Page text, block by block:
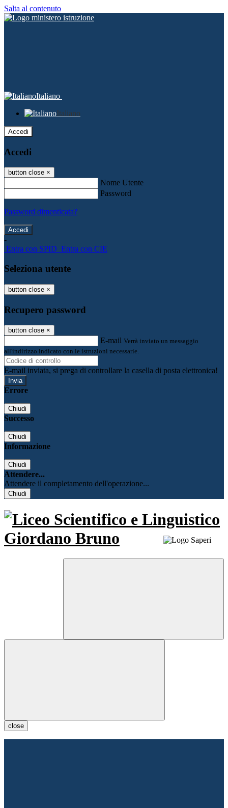
Salta al contenuto
Italiano
Italiano
Accedi
Accedi
button close ×
Nome Utente
Password
Password dimenticata?
-
Entra con SPID Entra con CIE
Seleziona utente
button close ×
Recupero password
button close ×
E-mail Verrà inviato un messaggio
all'indirizzo indicato con le istruzioni necessarie.
E-mail inviata, si prega di controllare la casella di posta elettronica!
Errore
Chiudi
Successo
Chiudi
Informazione
Chiudi
Attendere...
Attendere il completamento dell'operazione...
Chiudi
close